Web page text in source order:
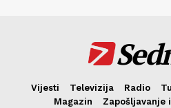
Vijesti Televizija Radio
Magazin
Zapošljavanje